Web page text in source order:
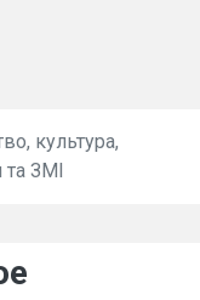
культура,
та ЗМІ